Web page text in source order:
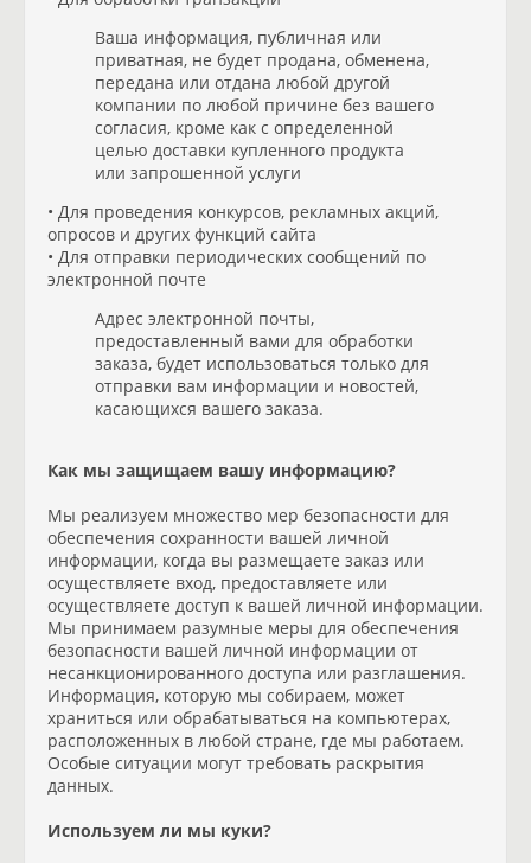
Ваша информация, публичная или
приватная, не будет продана, обменена,
передана или отдана любой другой
компании по любой причине без вашего
согласия, кроме как с определенной
целью доставки купленного продукта
или запрошенной услуги
• Для проведения конкурсов, рекламных акций,
опросов и других функций сайта
• Для отправки периодических сообщений по
электронной почте
Адрес электронной почты,
предоставленный вами для обработки
заказа, будет использоваться только для
отправки вам информации и новостей,
касающихся вашего заказа.
Как мы защищаем вашу информацию?
Мы реализуем множество мер безопасности для
обеспечения сохранности вашей личной
информации, когда вы размещаете заказ или
осуществляете вход, предоставляете или
осуществляете доступ к вашей личной информации.
Мы принимаем разумные меры для обеспечения
безопасности вашей личной информации от
несанкционированного доступа или разглашения.
Информация, которую мы собираем, может
храниться или обрабатываться на компьютерах,
расположенных в любой стране, где мы работаем.
Особые ситуации могут требовать раскрытия
данных.
Используем ли мы куки?